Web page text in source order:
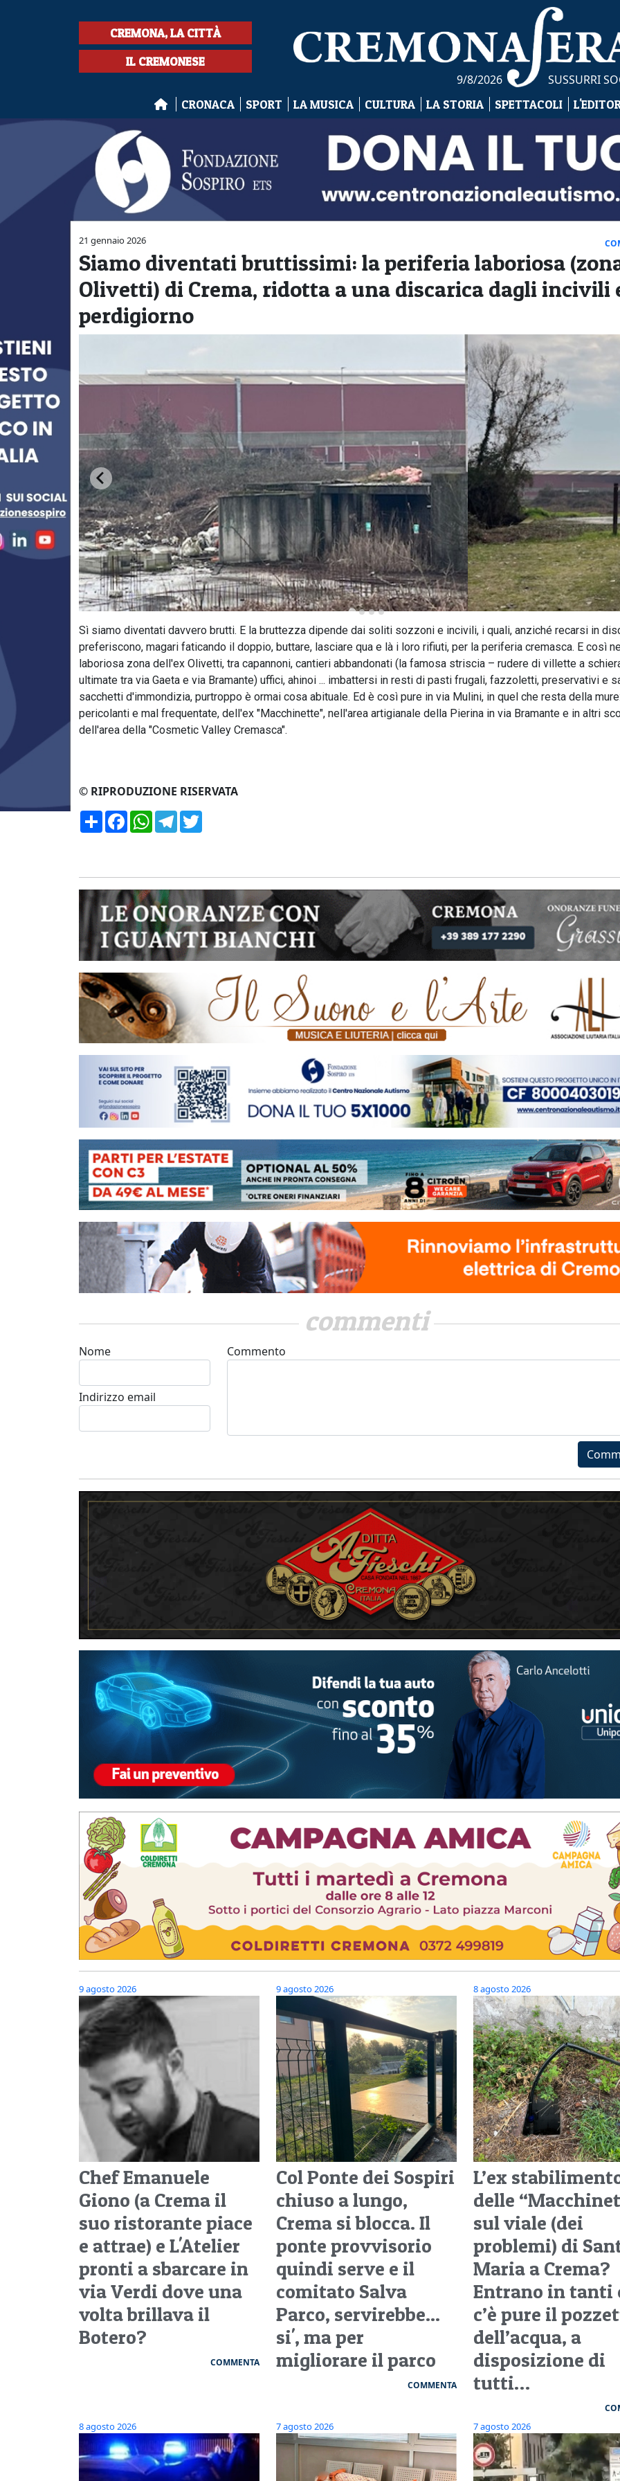
CREMONA, LA CITTÀ
IL CREMONESE
9/8/2026 SUSSURRI
CRONACA SPORT LA MUSICA CULTURA LA STORIA SPETTACOLI
21 gennaio 2026
Siamo diventati bruttissimi: la periferia laboriosa
Olivetti) di Crema, ridotta a una discarica dagli incivili
perdigiorno
Sì siamo diventati davvero brutti. E la bruttezza dipende dai soliti sozzoni e incivili, i quali, anziché recarsi in
preferiscono, magari faticando il doppio, buttare, lasciare qua e là i loro rifiuti, per la periferia cremasca. E così
laboriosa zona dell'ex Olivetti, tra capannoni, cantieri abbandonati (la famosa striscia – rudere di villette a
ultimate tra via Gaeta e via Bramante) uffici, ahinoi ... imbattersi in resti di pasti frugali, fazzoletti, preservativi e
sacchetti d'immondizia, purtroppo è ormai cosa abituale. Ed è così pure in via Mulini, in quel che resta della
pericolanti e mal frequentate, dell'ex "Macchinette", nell'area artigianale della Pierina in via Bramante e in altri
dell'area della "Cosmetic Valley Cremasca".
© RIPRODUZIONE RISERVATA
CondividiFacebookWhatsApp
Telegram
commenti
Nome
Indirizzo email
Commento
9 agosto 2026
Chef Emanuele
Giono (a Crema il
suo ristorante piace
e attrae) e L'Atelier
pronti a sbarcare in
via Verdi dove una
volta brillava il
Botero?
COMMENTA
9 agosto 2026
Col Ponte dei Sospiri
chiuso a lungo,
Crema si blocca. Il
ponte provvisorio
quindi serve e il
comitato Salva
Parco, servirebbe...
si', ma per
migliorare il parco
COMMENTA
8 agosto 2026
L’ex
delle
sul viale (dei
problemi) di
Maria a Crema?
Entrano in tanti
c’è pure il
dell’acqua, a
disposizione di
tutti…
8 agosto 2026 7 agosto 2026 7 agosto 2026